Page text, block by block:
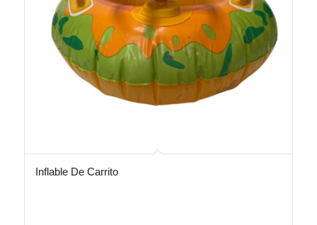
Inflable De Carrito